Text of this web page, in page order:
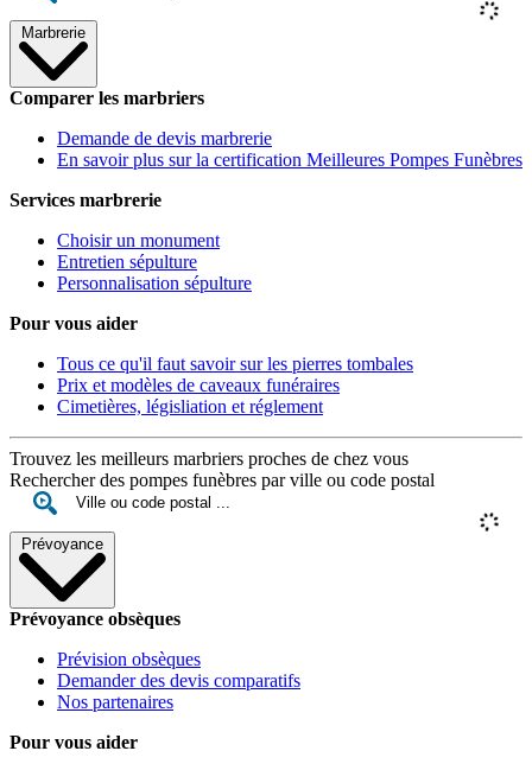
Marbrerie
Comparer les marbriers
Demande de devis marbrerie
En savoir plus sur la certification Meilleures Pompes Funèbres
Services marbrerie
Choisir un monument
Entretien sépulture
Personnalisation sépulture
Pour vous aider
Tous ce qu'il faut savoir sur les pierres tombales
Prix et modèles de caveaux funéraires
Cimetières, législiation et réglement
Trouvez les meilleurs marbriers proches de chez vous
Rechercher des pompes funèbres par ville ou code postal
Prévoyance
Prévoyance obsèques
Prévision obsèques
Demander des devis comparatifs
Nos partenaires
Pour vous aider